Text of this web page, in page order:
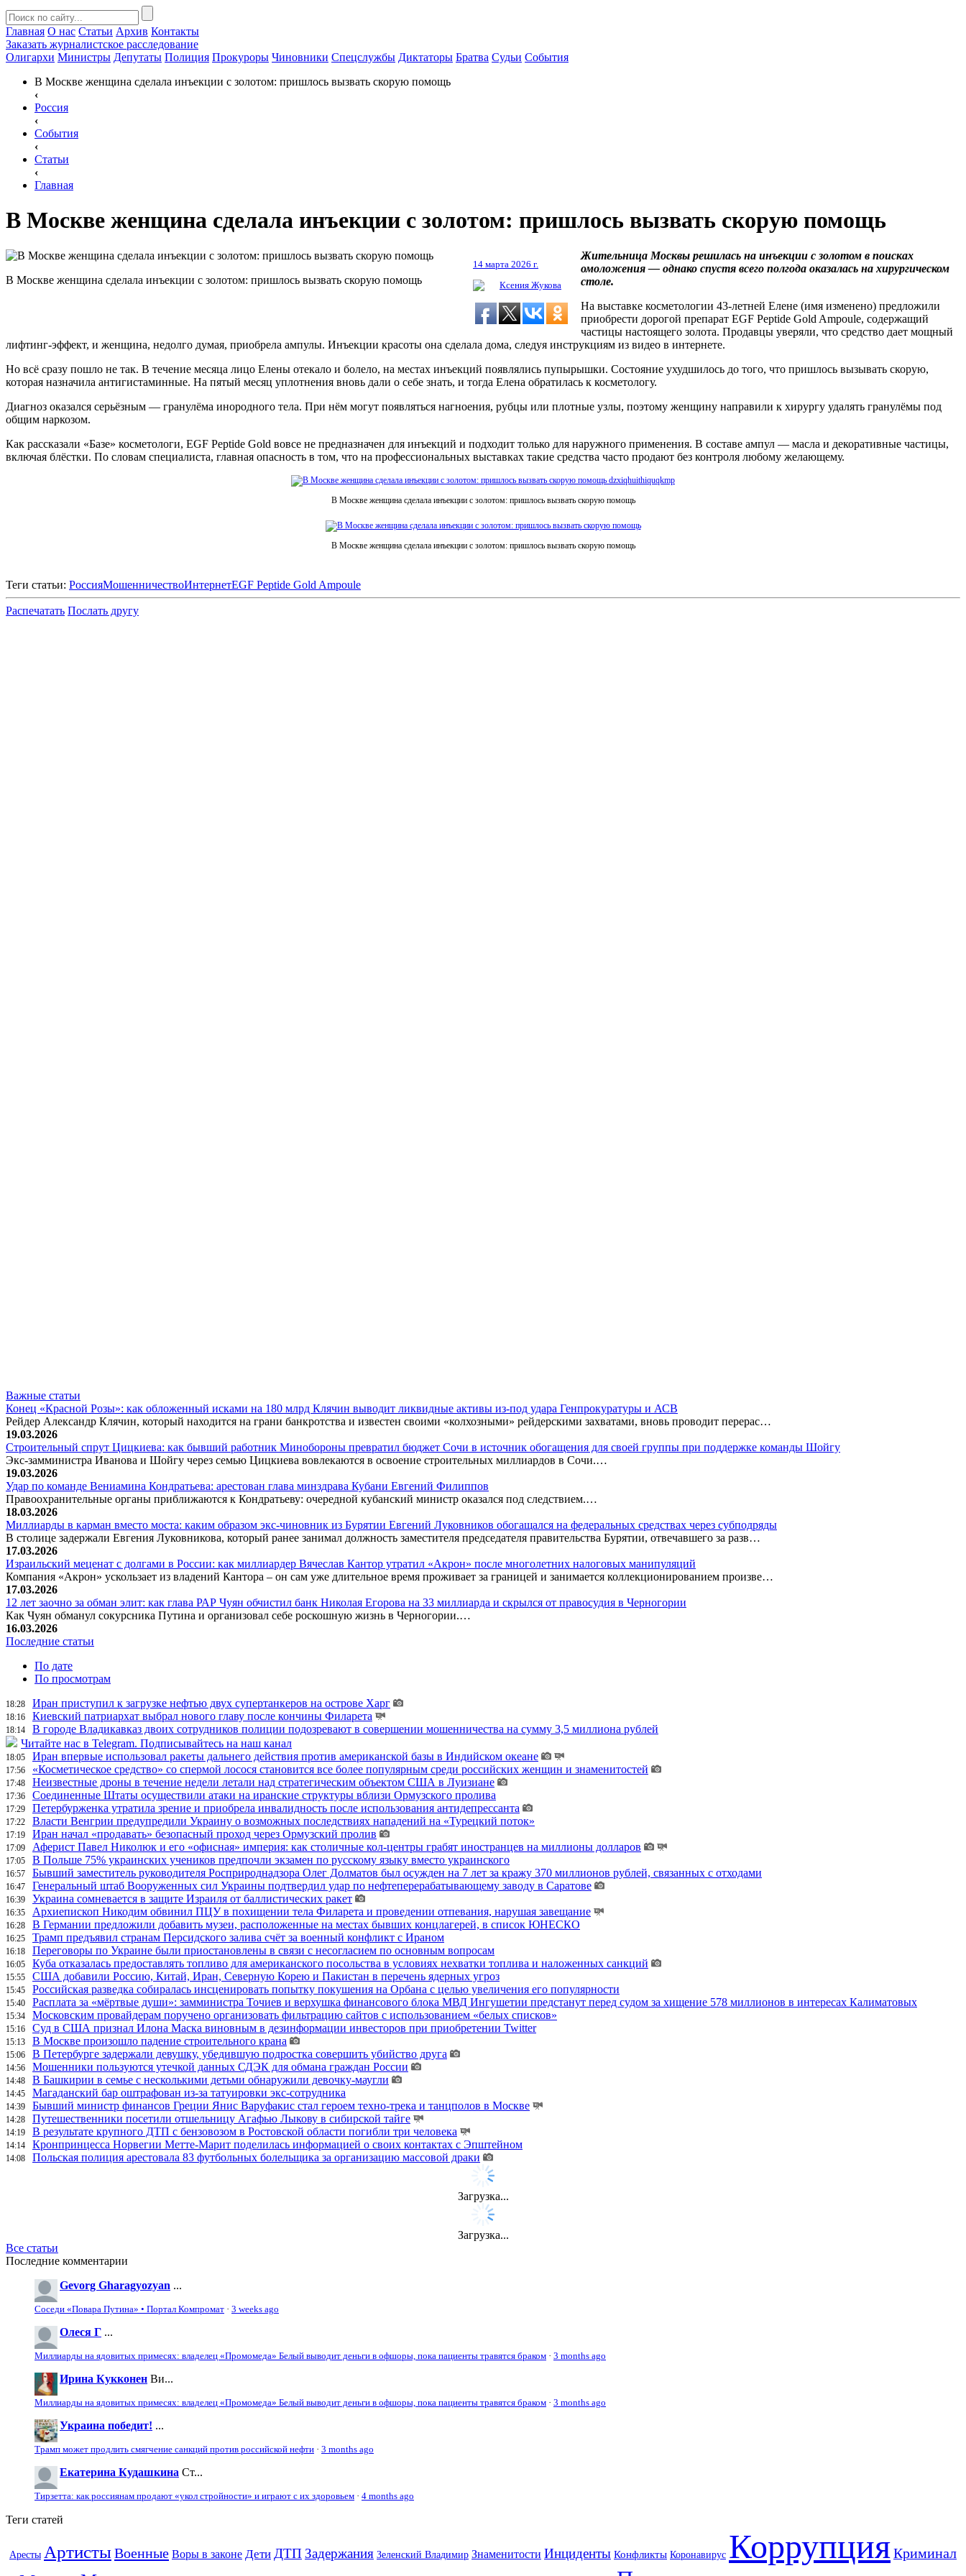
Главная О нас Статьи Архив Контакты
Заказать журналистское расследование
Олигархи Министры Депутаты Полиция Прокуроры Чиновники Спецслужбы Диктаторы Братва Судьи События
В Москве женщина сделала инъекции с золотом: пришлось вызвать скорую помощь
‹
Россия
‹
События
‹
Статьи
‹
Главная
В Москве женщина сделала инъекции с золотом: пришлось вызвать скорую помощь
В Москве женщина сделала инъекции с золотом: пришлось вызвать скорую помощь
14 марта 2026 г.
Ксения Жукова
Жительница Москвы решилась на инъекции с золотом в поисках
омоложения — однако спустя всего полгода оказалась на хирургическом
столе.
На выставке косметологии 43-летней Елене (имя изменено) предложили
приобрести дорогой препарат EGF Peptide Gold Ampoule, содержащий
частицы настоящего золота. Продавцы уверяли, что средство дает мощный
лифтинг-эффект, и женщина, недолго думая, приобрела ампулы. Инъекции красоты она сделала дома, следуя инструкциям из видео в интернете.
Но всё сразу пошло не так. В течение месяца лицо Елены отекало и болело, на местах инъекций появлялись пупырышки. Состояние ухудшилось до того, что пришлось вызывать скорую,
которая назначила антигистаминные. На пятый месяц уплотнения вновь дали о себе знать, и тогда Елена обратилась к косметологу.
Диагноз оказался серьёзным — гранулёма инородного тела. При нём могут появляться нагноения, рубцы или плотные узлы, поэтому женщину направили к хирургу удалять гранулёмы под
общим наркозом.
Как рассказали «Базе» косметологи, EGF Peptide Gold вовсе не предназначен для инъекций и подходит только для наружного применения. В составе ампул — масла и декоративные частицы,
включая блёстки. По словам специалиста, главная опасность в том, что на профессиональных выставках такие средства часто продают без контроля любому желающему.
В Москве женщина сделала инъекции с золотом: пришлось вызвать скорую помощь
В Москве женщина сделала инъекции с золотом: пришлось вызвать скорую помощь
Теги статьи: РоссияМошенничествоИнтернетEGF Peptide Gold Ampoule
Распечатать Послать другу
Важные статьи
Конец «Красной Розы»: как обложенный исками на 180 млрд Клячин выводит ликвидные активы из-под удара Генпрокуратуры и АСВ
Рейдер Александр Клячин, который находится на грани банкротства и известен своими «колхозными» рейдерскими захватами, вновь проводит перерас…
19.03.2026
Строительный спрут Цицкиева: как бывший работник Минобороны превратил бюджет Сочи в источник обогащения для своей группы при поддержке команды Шойгу
Экс-замминистра Иванова и Шойгу через семью Цицкиева вовлекаются в освоение строительных миллиардов в Сочи.…
19.03.2026
Удар по команде Вениамина Кондратьева: арестован глава минздрава Кубани Евгений Филиппов
Правоохранительные органы приближаются к Кондратьеву: очередной кубанский министр оказался под следствием.…
18.03.2026
Миллиарды в карман вместо моста: каким образом экс-чиновник из Бурятии Евгений Луковников обогащался на федеральных средствах через субподряды
В столице задержали Евгения Луковникова, который ранее занимал должность заместителя председателя правительства Бурятии, отвечавшего за разв…
17.03.2026
Израильский меценат с долгами в России: как миллиардер Вячеслав Кантор утратил «Акрон» после многолетних налоговых манипуляций
Компания «Акрон» ускользает из владений Кантора – он сам уже длительное время проживает за границей и занимается коллекционированием произве…
17.03.2026
12 лет заочно за обман элит: как глава РАР Чуян обчистил банк Николая Егорова на 33 миллиарда и скрылся от правосудия в Черногории
Как Чуян обманул сокурсника Путина и организовал себе роскошную жизнь в Черногории.…
16.03.2026
Последние статьи
По дате
По просмотрам
18:28 Иран приступил к загрузке нефтью двух супертанкеров на острове Харг
18:16 Киевский патриархат выбрал нового главу после кончины Филарета
18:14
В городе Владикавказ двоих сотрудников полиции подозревают в совершении мошенничества на сумму 3,5 миллиона рублей
Читайте нас в Telegram. Подписывайтесь на наш канал
18:05 Иран впервые использовал ракеты дальнего действия против американской базы в Индийском океане
17:56 «Косметическое средство» со спермой лосося становится все более популярным среди российских женщин и знаменитостей
17:48 Неизвестные дроны в течение недели летали над стратегическим объектом США в Луизиане
17:36 Соединенные Штаты осуществили атаки на иранские структуры вблизи Ормузского пролива
17:29 Петербурженка утратила зрение и приобрела инвалидность после использования антидепрессанта
17:22 Власти Венгрии предупредили Украину о возможных последствиях нападений на «Турецкий поток»
17:19 Иран начал «продавать» безопасный проход через Ормузский пролив
17:09 Аферист Павел Николюк и его «офисная» империя: как столичные кол-центры грабят иностранцев на миллионы долларов
17:05 В Польше 75% украинских учеников предпочли экзамен по русскому языку вместо украинского
16:57 Бывший заместитель руководителя Росприроднадзора Олег Долматов был осужден на 7 лет за кражу 370 миллионов рублей, связанных с отходами
16:47 Генеральный штаб Вооруженных сил Украины подтвердил удар по нефтеперерабатывающему заводу в Саратове
16:39 Украина сомневается в защите Израиля от баллистических ракет
16:35 Архиепископ Никодим обвинил ПЦУ в похищении тела Филарета и проведении отпевания, нарушая завещание
16:28 В Германии предложили добавить музеи, расположенные на местах бывших концлагерей, в список ЮНЕСКО
16:25 Трамп предъявил странам Персидского залива счёт за военный конфликт с Ираном
16:18 Переговоры по Украине были приостановлены в связи с несогласием по основным вопросам
16:05 Куба отказалась предоставлять топливо для американского посольства в условиях нехватки топлива и наложенных санкций
15:55 США добавили Россию, Китай, Иран, Северную Корею и Пакистан в перечень ядерных угроз
15:45 Российская разведка собиралась инсценировать попытку покушения на Орбана с целью увеличения его популярности
15:40 Расплата за «мёртвые души»: замминистра Точиев и верхушка финансового блока МВД Ингушетии предстанут перед судом за хищение 578 миллионов в интересах Калиматовых
15:34 Московским провайдерам поручено организовать фильтрацию сайтов с использованием «белых списков»
15:16 Суд в США признал Илона Маска виновным в дезинформации инвесторов при приобретении Twitter
15:13 В Москве произошло падение строительного крана
15:06 В Петербурге задержали девушку, убедившую подростка совершить убийство друга
14:56 Мошенники пользуются утечкой данных СДЭК для обмана граждан России
14:48 В Башкирии в семье с несколькими детьми обнаружили девочку-маугли
14:45 Магаданский бар оштрафован из-за татуировки экс-сотрудника
14:39 Бывший министр финансов Греции Янис Варуфакис стал героем техно-трека и танцполов в Москве
14:28 Путешественники посетили отшельницу Агафью Лыкову в сибирской тайге
14:19 В результате крупного ДТП с бензовозом в Ростовской области погибли три человека
14:14 Кронпринцесса Норвегии Метте-Марит поделилась информацией о своих контактах с Эпштейном
14:08 Польская полиция арестовала 83 футбольных болельщика за организацию массовой драки
Загрузка...
Загрузка...
Все статьи
Последние комментарии
Gevorg Gharagyozyan ...
Соседи «Повара Путина» • Портал Компромат · 3 weeks ago
Олеся Г ...
Миллиарды на ядовитых примесях: владелец «Промомеда» Белый выводит деньги в офшоры, пока пациенты травятся браком · 3 months ago
Ирина Кукконен Ви...
Миллиарды на ядовитых примесях: владелец «Промомеда» Белый выводит деньги в офшоры, пока пациенты травятся браком · 3 months ago
Украина победит! ...
Трамп может продлить смягчение санкций против российской нефти · 3 months ago
Екатерина Кудашкина Ст...
Тирзетта: как россиянам продают «укол стройности» и играют с их здоровьем · 4 months ago
Теги статей
Аресты АртистыВоенные Воры в законе Дети ДТП Задержания Зеленский Владимир Знаменитости Инциденты Конфликты Коронавирус КоррупцияКриминал